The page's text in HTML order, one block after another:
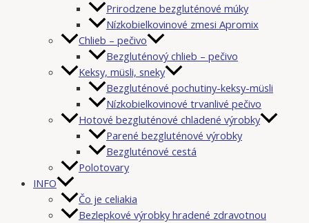
Prirodzene bezgluténové múky
Nízkobielkovinové zmesi Apromix
Chlieb – pečivo
Bezgluténový chlieb – pečivo
Keksy, müsli, sneky
Bezgluténové pochutiny-keksy-müsli
Nízkobielkovinové trvanlivé pečivo
Hotové bezgluténové chladené výrobky
Parené bezgluténové výrobky
Bezgluténové cestá
Polotovary
INFO
Čo je celiakia
Bezlepkové výrobky hradené zdravotnou